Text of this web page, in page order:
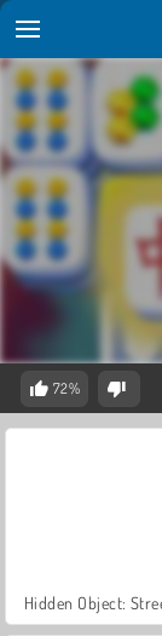
72%
Hidden Object: